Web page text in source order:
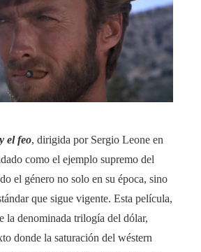
el feo, dirigida por Sergio Leone en
como el ejemplo supremo del
el género no solo en su época, sino
que sigue vigente. Esta película,
la denominada trilogía del dólar,
donde la saturación del wéstern